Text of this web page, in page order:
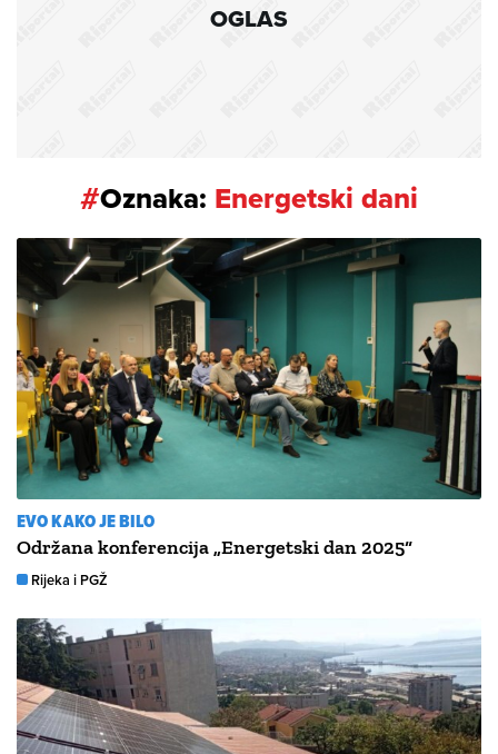
OGLAS
#Oznaka: Energetski dani
EVO KAKO JE BILO
Održana konferencija „Energetski dan 2025“
Rijeka i PGŽ